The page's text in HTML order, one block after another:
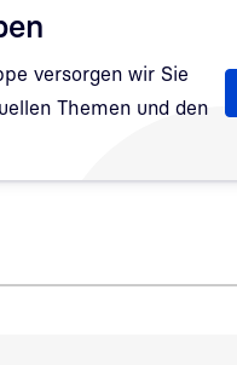
versorgen wir Sie
Themen und den